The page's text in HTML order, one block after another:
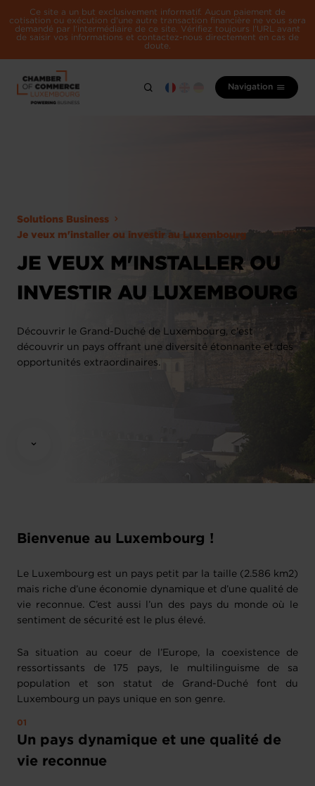
Ce site a un but exclusivement informatif. Aucun paiement de
cotisation ou exécution d'une autre transaction financière ne vous sera
demandé par l'intermédiaire de ce site. Vérifiez toujours l'URL avant
de saisir vos informations et contactez-nous directement en cas de
doute.
Navigation
Solutions Business
Je veux m'installer ou investir au Luxembourg
JE VEUX M'INSTALLER OU
INVESTIR AU LUXEMBOURG
Découvrir le Grand-Duché de Luxembourg, c'est
découvrir un pays offrant une diversité étonnante et des
opportunités extraordinaires.
Bienvenue au Luxembourg !
Le Luxembourg est un pays petit par la taille (2.586 km2)
mais riche d’une économie dynamique et d’une qualité de
vie reconnue. C’est aussi l’un des pays du monde où le
sentiment de sécurité est le plus élevé.
Sa situation au coeur de l’Europe, la coexistence de
ressortissants de 175 pays, le multilinguisme de sa
population et son statut de Grand-Duché font du
Luxembourg un pays unique en son genre.
Un pays dynamique et une qualité de
vie reconnue